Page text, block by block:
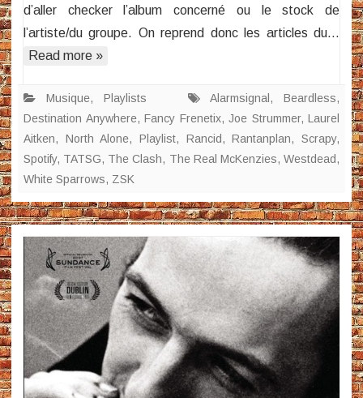
d’aller checker l’album concerné ou le stock de
l’artiste/du groupe. On reprend donc les articles du…
Read more »
Musique, Playlists Alarmsignal, Beardless,
Destination Anywhere, Fancy Frenetix, Joe Strummer, Laurel
Aitken, North Alone,Playlist, Rancid,Rantanplan,Scrapy,
Spotify, TATSG, The Clash, The Real McKenzies,Westdead,
White Sparrows, ZSK